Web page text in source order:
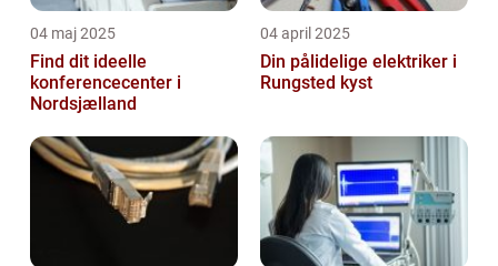
04 maj 2025
Find dit ideelle
konferencecenter i
Nordsjælland
04 april 2025
Din pålidelige elektriker i
Rungsted kyst